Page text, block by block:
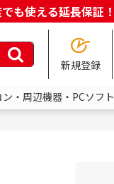
も使える延長保証！
新規登録
・周辺機器・PCソフト